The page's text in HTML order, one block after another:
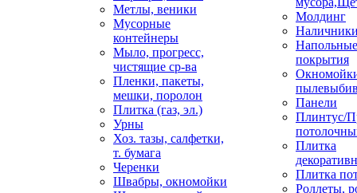
Метлы, веники
Мусорные
контейнеры
Мыло, прогресс,
чистящие ср-ва
Пленки, пакеты,
мешки, поролон
Плитка (газ, эл.)
Урны
Хоз. тазы, салфетки,
т. бумага
Черенки
Швабры, окномойки
Молдинг
Напольные
покрытия
Панели
Плинтус/
Плитка
Плитка
Роллеты,